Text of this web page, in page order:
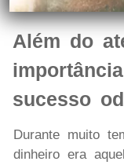
Além do
sucesso
Durante muito
dinheiro era